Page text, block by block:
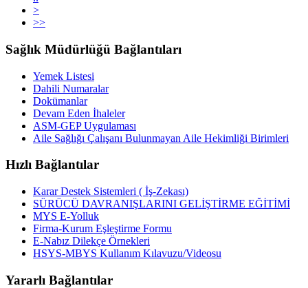
>
>>
Sağlık Müdürlüğü Bağlantıları
Yemek Listesi
Dahili Numaralar
Dokümanlar
Devam Eden İhaleler
ASM-GEP Uygulaması
Aile Sağlığı Çalışanı Bulunmayan Aile Hekimliği Birimleri
Hızlı Bağlantılar
Karar Destek Sistemleri ( İş-Zekası)
SÜRÜCÜ DAVRANIŞLARINI GELİŞTİRME EĞİTİMİ
MYS E-Yolluk
Firma-Kurum Eşleştirme Formu
E-Nabız Dilekçe Örnekleri
HSYS-MBYS Kullanım Kılavuzu/Videosu
Yararlı Bağlantılar